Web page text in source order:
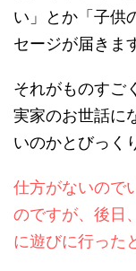
い」とか「子供
セージが届きま
それがものすご
実家のお世話に
いのかとびっく
仕方がないので
のですが、後日
に遊びに行った